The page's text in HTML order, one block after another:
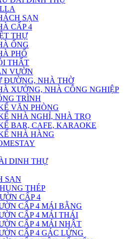
SẠN
CẤP 4
THỰ
ỐNG
PHỐ
THẤT
VƯỜN
ĐƯỜNG, NHÀ THỜ
XƯỞNG, NHÀ CÔNG NGHIỆP
TRÌNH
VĂN PHÒNG
NHÀ NGHỈ, NHÀ TRỌ
BAR, CAFE, KARAOKE
NHÀ HÀNG
DINH THỰ
SẠN
THÉP
CẤP 4
CẤP 4 MÁI BẰNG
CẤP 4 MÁI THÁI
CẤP 4 MÁI NHẬT
CẤP 4 GÁC LỬNG